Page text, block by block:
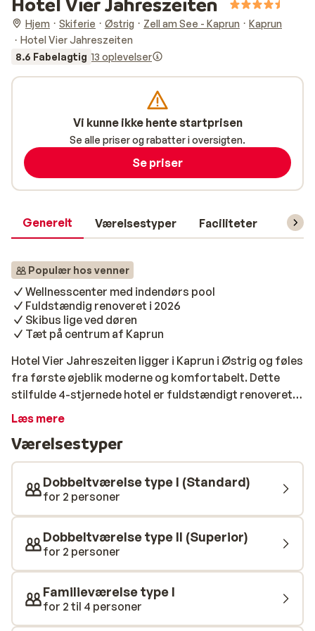
Hjem Skiferie Østrig Zell am See - Kaprun
Kaprun
Hotel Vier Jahreszeiten
8.6 Fabelagtig 13 oplevelser
Generelt Værelsestyper Faciliteter
Populær hos venner
Wellnesscenter med indendørs pool
Fuldstændig renoveret i 2026
Skibus lige ved døren
Tæt på centrum af Kaprun
Hotel Vier Jahreszeiten ligger i Kaprun i Østrig og føles
fra første øjeblik moderne og komfortabelt. Dette
stilfulde 4-stjernede hotel er fuldstændigt renoveret i
2026 og kombinerer alpint charme med et friskt og
hotellet og kører dig hurtigt mod lifterne i det alsidige
skiområde. Indenfor mødes du af et varmt interiør med
masser af træ, rolige farver og en hyggelig lounge med
pejs. Værelserne er moderne indrettet og giver et
dejligt sted at slappe af efter en dag i sneen. Uanset
om du vælger et komfortabelt dobbeltværelse, en
juniorsuite eller en familiesuite, mærker du den nye,
velholdte atmosfære. Fra nogle værelser er der udsigt
det skønt at slappe af i wellnessområdet med
indendørs pool. Lad kulden slippe ud af kroppen i bio-
Læs mere
Værelsestyper
Dobbeltværelse type I (Standard)
for 2 personer
Dobbeltværelse type II (Superior)
for 2 personer
Familieværelse type I
for 2 til 4 personer
Vi kunne ikke hente startprisen
Se alle priser og rabatter i oversigten.
Se priser